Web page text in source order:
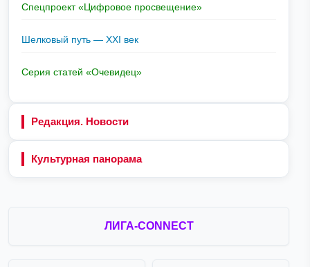
Спецпроект «Цифровое просвещение»
Шелковый путь — XXI век
Серия статей «Очевидец»
Редакция. Новости
Культурная панорама
ЛИГА-CONNECT